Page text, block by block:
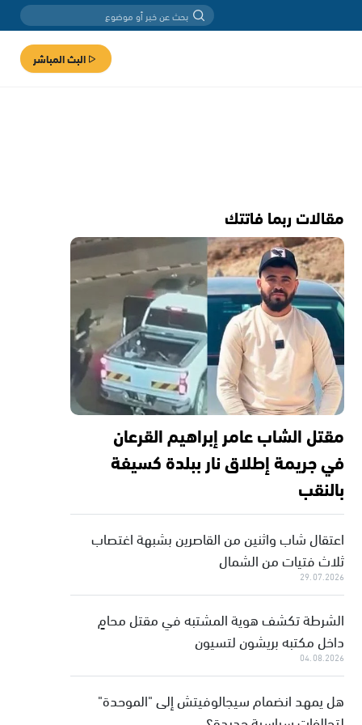
البث المباشر
مقالات ربما فاتتك
مقتل الشاب عامر إبراهيم القرعان
في جريمة إطلاق نار ببلدة كسيفة
بالنقب
اعتقال شاب واثنين من القاصرين بشبهة اغتصاب
ثلاث فتيات من الشمال
29.07.2026
الشرطة تكشف هوية المشتبه في مقتل محامٍ
داخل مكتبه بريشون لتسيون
04.08.2026
هل يمهد انضمام سيجالوفيتش إلى "الموحدة"